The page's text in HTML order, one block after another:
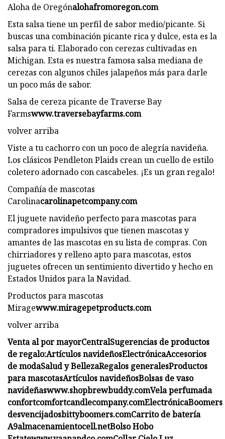
Aloha de Oregónalohafromoregon.com
Esta salsa tiene un perfil de sabor medio/picante. Si
buscas una combinación picante rica y dulce, esta es la
salsa para ti. Elaborado con cerezas cultivadas en
Michigan. Esta es nuestra famosa salsa mediana de
cerezas con algunos chiles jalapeños más para darle
un poco más de sabor.
Salsa de cereza picante de Traverse Bay
Farmswww.traversebayfarms.com
volver arriba
Viste a tu cachorro con un poco de alegría navideña.
Los clásicos Pendleton Plaids crean un cuello de estilo
coletero adornado con cascabeles. ¡Es un gran regalo!
Compañía de mascotas
Carolinacarolinapetcompany.com
El juguete navideño perfecto para mascotas para
compradores impulsivos que tienen mascotas y
amantes de las mascotas en su lista de compras. Con
chirriadores y relleno apto para mascotas, estos
juguetes ofrecen un sentimiento divertido y hecho en
Estados Unidos para la Navidad.
Productos para mascotas
Miragewww.miragepetproducts.com
volver arriba
Venta al por mayorCentralSugerencias de productos
de regalo:Artículos navideñosElectrónicaAccesorios
de modaSalud y BellezaRegalos generalesProductos
para mascotasArtículos navideñosBolsas de vaso
navideñaswww.shopbrewbuddy.comVela perfumada
confortcomfortcandlecompany.comElectrónicaBoomers
desvencijadosbittyboomers.comCarrito de batería
A9almacenamientocell.netBolso Hobo